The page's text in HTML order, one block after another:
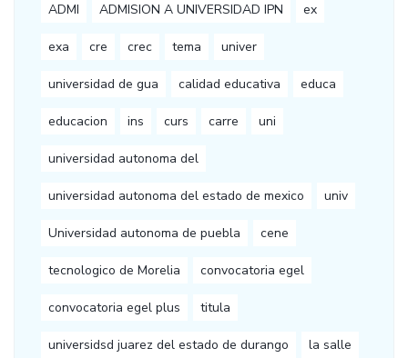
ADMI ADMISION A UNIVERSIDAD IPN ex
exa cre crec tema univer
universidad de gua calidad educativa educa
educacion ins curs carre uni
universidad autonoma del
universidad autonoma del estado de mexico univ
Universidad autonoma de puebla cene
tecnologico de Morelia convocatoria egel
convocatoria egel plus titula
universidsd juarez del estado de durango la salle